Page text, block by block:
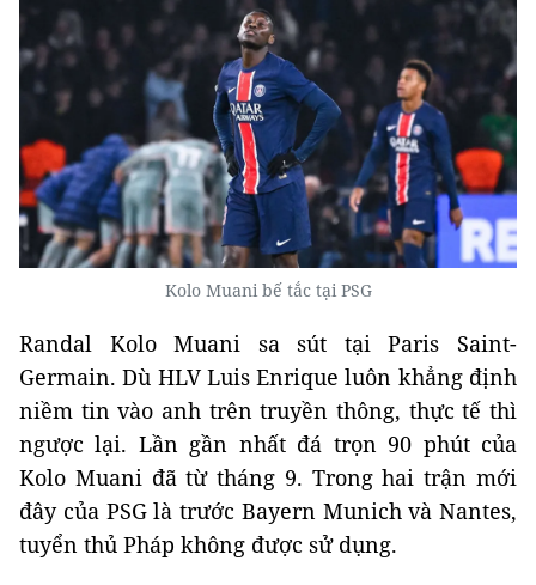
Kolo Muani bế tắc tại PSG
Randal Kolo Muani sa sút tại Paris Saint-
Germain. Dù HLV Luis Enrique luôn khẳng định
niềm tin vào anh trên truyền thông, thực tế thì
ngược lại. Lần gần nhất đá trọn 90 phút của
Kolo Muani đã từ tháng 9. Trong hai trận mới
đây của PSG là trước Bayern Munich và Nantes,
tuyển thủ Pháp không được sử dụng.